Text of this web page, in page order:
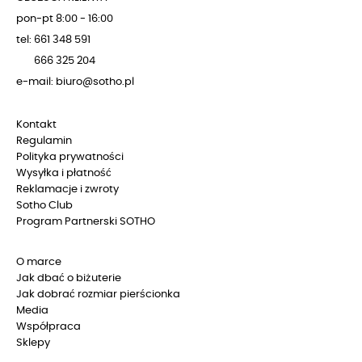
pon-pt 8:00 - 16:00
tel: 661 348 591
666 325 204
e-mail: biuro@sotho.pl
Kontakt
Regulamin
Polityka prywatności
Wysyłka i płatność
Reklamacje i zwroty
Sotho Club
Program Partnerski SOTHO
O marce
Jak dbać o biżuterie
Jak dobrać rozmiar pierścionka
Media
Współpraca
Sklepy